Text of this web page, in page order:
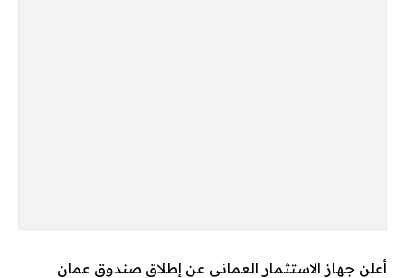
أعلن جهاز الاستثمار العماني عن إطلاق صندوق عمان